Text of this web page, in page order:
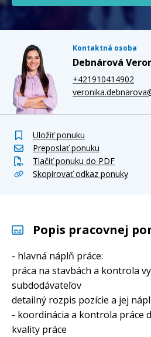
Kontaktná osoba
Debnárová
+421910414902
Uložiť ponuku
Preposlať ponuku
Tlačiť ponuku do PDF
Skopírovať odkaz ponuky
Popis pracovnej
- hlavná náplň práce:
práca na stavbách a kontrola
subdodávateľov
detailný rozpis pozície a jej
- koordinácia a kontrola práce
kvality práce